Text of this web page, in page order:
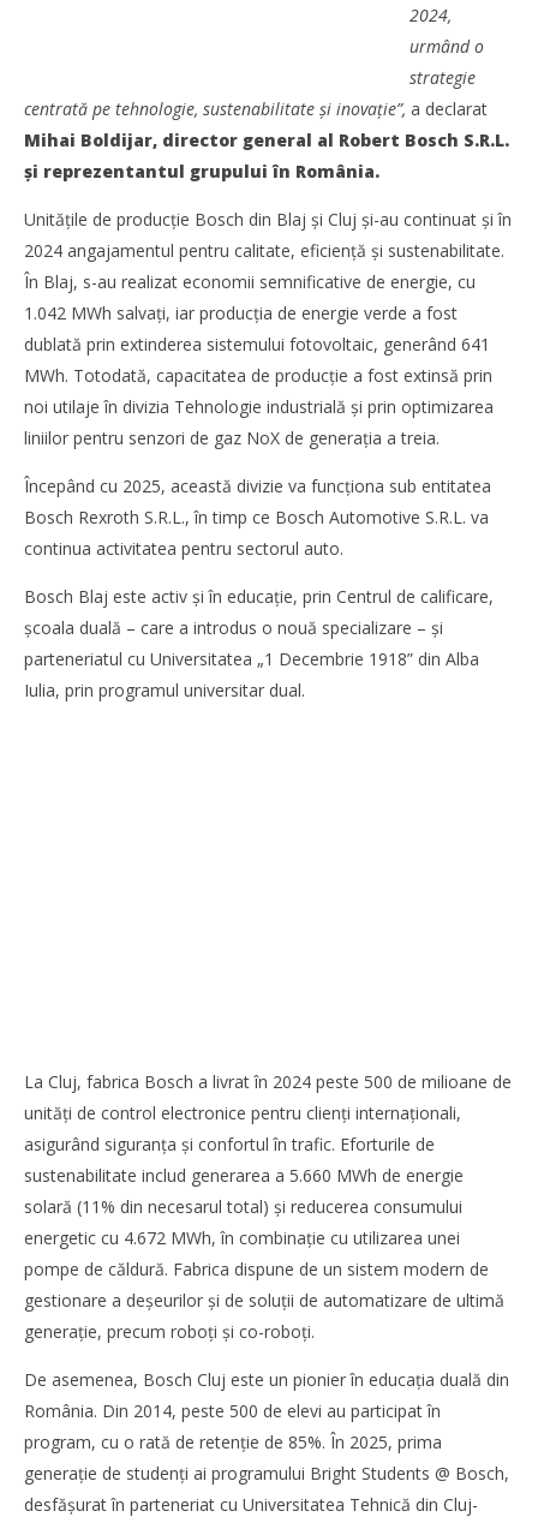
Noua conexiune ferry Batumi–Constanța susține
Negre
Redacția
SAMEDAY a finalizat tranzacția de achiziție a Cargus
Redacția
2024,
urmând o
strategie
centrată pe tehnologie, sustenabilitate și inovație”, a declarat
Mihai Boldijar, director general al Robert Bosch S.R.L.
și reprezentantul grupului în România.
Unitățile de producție Bosch din Blaj și Cluj și-au continuat și în
2024 angajamentul pentru calitate, eficiență și sustenabilitate.
În Blaj, s-au realizat economii semnificative de energie, cu
1.042 MWh salvați, iar producția de energie verde a fost
dublată prin extinderea sistemului fotovoltaic, generând 641
MWh. Totodată, capacitatea de producție a fost extinsă prin
noi utilaje în divizia Tehnologie industrială și prin optimizarea
liniilor pentru senzori de gaz NoX de generația a treia.
Începând cu 2025, această divizie va funcționa sub entitatea
Bosch Rexroth S.R.L., în timp ce Bosch Automotive S.R.L. va
continua activitatea pentru sectorul auto.
Bosch Blaj este activ și în educație, prin Centrul de calificare,
școala duală – care a introdus o nouă specializare – și
parteneriatul cu Universitatea „1 Decembrie 1918” din Alba
Iulia, prin programul universitar dual.
La Cluj, fabrica Bosch a livrat în 2024 peste 500 de milioane de
unități de control electronice pentru clienți internaționali,
asigurând siguranța și confortul în trafic. Eforturile de
sustenabilitate includ generarea a 5.660 MWh de energie
solară (11% din necesarul total) și reducerea consumului
energetic cu 4.672 MWh, în combinație cu utilizarea unei
pompe de căldură. Fabrica dispune de un sistem modern de
gestionare a deșeurilor și de soluții de automatizare de ultimă
generație, precum roboți și co-roboți.
De asemenea, Bosch Cluj este un pionier în educația duală din
România. Din 2014, peste 500 de elevi au participat în
program, cu o rată de retenție de 85%. În 2025, prima
generație de studenți ai programului Bright Students @ Bosch,
desfășurat în parteneriat cu Universitatea Tehnică din Cluj-